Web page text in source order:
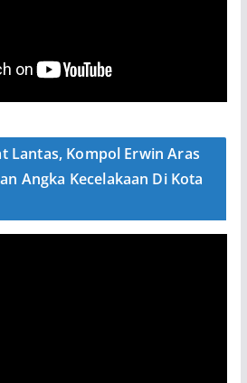
Lantas, Kompol Erwin Aras
Angka Kecelakaan Di Kota